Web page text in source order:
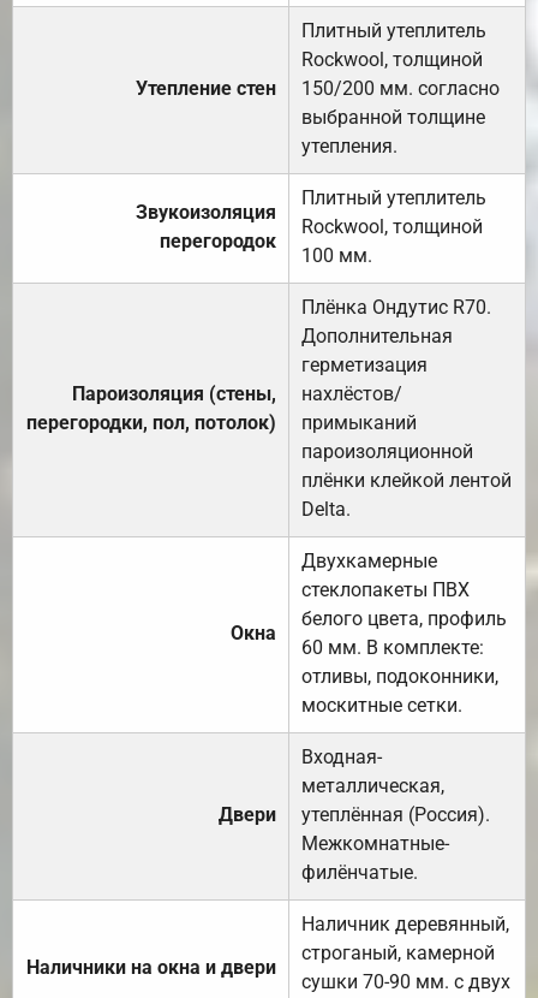
Утепление стен
Плитный утеплитель
Rockwool, толщиной
150/200 мм. согласно
выбранной толщине
утепления.
Звукоизоляция
перегородок
Плитный утеплитель
Rockwool, толщиной
100 мм.
Пароизоляция (стены,
перегородки, пол, потолок)
Плёнка Ондутис R70.
Дополнительная
герметизация
нахлёстов/
примыканий
пароизоляционной
плёнки клейкой лентой
Delta.
Окна
Двухкамерные
стеклопакеты ПВХ
белого цвета, профиль
60 мм. В комплекте:
отливы, подоконники,
москитные сетки.
Двери
Входная-
металлическая,
утеплённая (Россия).
Межкомнатные-
филёнчатые.
Наличники на окна и двери
Наличник деревянный,
строганый, камерной
сушки 70-90 мм. с двух